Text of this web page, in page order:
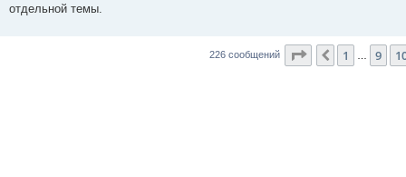
отдельной темы.
226 сообщений Страница 11 из
Пред.
1 9